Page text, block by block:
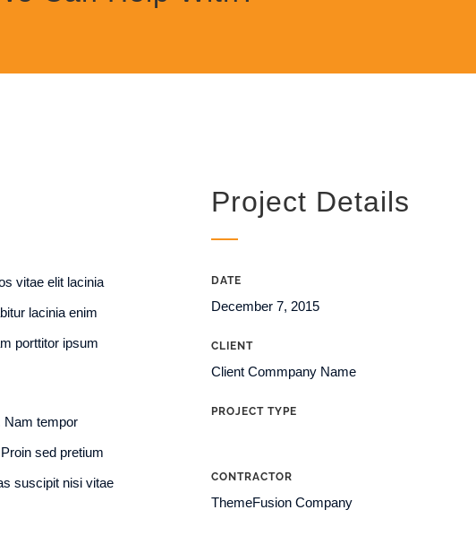
vitae elit lacinia
lacinia enim
porttitor ipsum
Nam tempor
sed pretium
suscipit nisi vitae
Project Details
DATE
December 7, 2015
CLIENT
Client Commpany Name
PROJECT TYPE
CONTRACTOR
ThemeFusion Company